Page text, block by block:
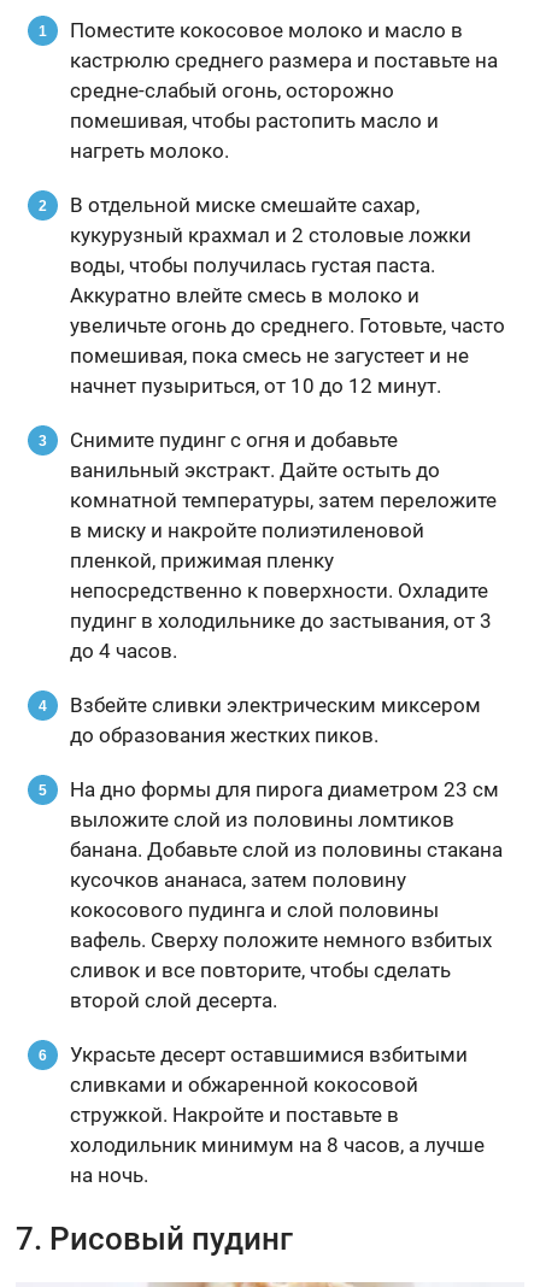
Поместите кокосовое молоко и масло в
кастрюлю среднего размера и поставьте на
средне-слабый огонь, осторожно
помешивая, чтобы растопить масло и
нагреть молоко.
В отдельной миске смешайте сахар,
кукурузный крахмал и 2 столовые ложки
воды, чтобы получилась густая паста.
Аккуратно влейте смесь в молоко и
увеличьте огонь до среднего. Готовьте, часто
помешивая, пока смесь не загустеет и не
начнет пузыриться, от 10 до 12 минут.
Снимите пудинг с огня и добавьте
ванильный экстракт. Дайте остыть до
комнатной температуры, затем переложите
в миску и накройте полиэтиленовой
пленкой, прижимая пленку
непосредственно к поверхности. Охладите
пудинг в холодильнике до застывания, от 3
до 4 часов.
Взбейте сливки электрическим миксером
до образования жестких пиков.
На дно формы для пирога диаметром 23 см
выложите слой из половины ломтиков
банана. Добавьте слой из половины стакана
кусочков ананаса, затем половину
кокосового пудинга и слой половины
вафель. Сверху положите немного взбитых
сливок и все повторите, чтобы сделать
второй слой десерта.
Украсьте десерт оставшимися взбитыми
сливками и обжаренной кокосовой
стружкой. Накройте и поставьте в
холодильник минимум на 8 часов, а лучше
на ночь.
7. Рисовый пудинг